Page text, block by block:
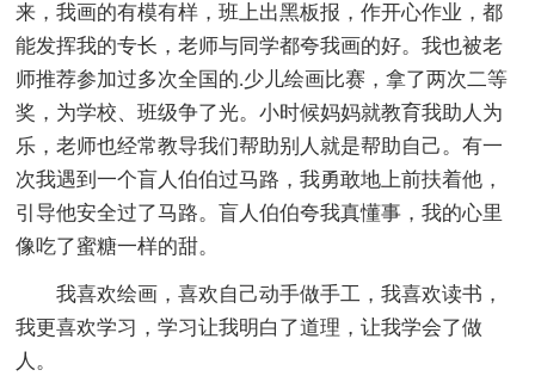
来，我画的有模有样，班上出黑板报，作开心作业，都
能发挥我的专长，老师与同学都夸我画的好。我也被老
师推荐参加过多次全国的.少儿绘画比赛，拿了两次二等
奖，为学校、班级争了光。小时候妈妈就教育我助人为
乐，老师也经常教导我们帮助别人就是帮助自己。有一
次我遇到一个盲人伯伯过马路，我勇敢地上前扶着他，
引导他安全过了马路。盲人伯伯夸我真懂事，我的心里
像吃了蜜糖一样的甜。
我喜欢绘画，喜欢自己动手做手工，我喜欢读书，
我更喜欢学习，学习让我明白了道理，让我学会了做
人。